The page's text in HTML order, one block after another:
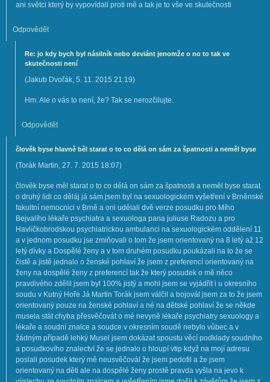
ani světci který by vypovídali proti mě a tak je to vše ve skutečnosti
Odpovědět
Re: jo kdy bych byl násilník nebo deviánt jenomže o no to tak ve
skutečnosti není
(Jakub Dvořák, 5. 11. 2015 21:19)
Hm. Ale o vás to není, že? Tak se nerozčilujte.
Odpovědět
člověk byse hlavně běl starat o to co dělá on sám za špatnosti a neměl byse
(Torák Martin, 27. 7. 2015 18:07)
člověk byse měl starat o to co dělá on sám za špatnosti a neměl byse starat
o druhý lidi co děláj já sám jsem byl na sexuologickém vyšetření v Brněnské
fakultní nemocnici v Brně a oni udělali dvě verze posudku pro Mího
Bejvalího lékaře psychiatra a sexuologa pana juliuse Radozu a pro
Havlíčkobrodskou psychiatrickou ambulanci na sexuologickém oddělení 11
a v jednom posudku jse zmiňovali o tom že jsem orientovaný na 8 letý až 12
letý dívky a Dospělé ženy a v tom druhém posudku poukázali na to že se
čistě a jistě jednalo o ženské pohlaví že jsem z preferencí orientovaný na
ženy na dospělé ženy z preferencí tak že který posudek o mě něco
pravdivého zdělil jsem byl 100% jistý a mohl jsem se vyjádřit i u okresního
soudu v Kutný Hoře Já Martin Torák jsem válčil a bojovál jsem za to že jsem
orientovaný pouze na ženské pohlaví a né na dětské pohlaví že se někde
musela stát chyba přesvěčovát o mé nevyně lékaře psychiatry sexuology a
lékaře a soudní znalce a soudce v okresním soudě nebylo vůbec a v
žádným případě lehký Musel jsem dokázat spoustu věcí podklady soudního
a posudkovího znalectví že se jednalo o hloupí vtip když na mojí adresu
poslali posudek který mě neusvěčovál že jsem pedofil a že jsem
orientovaný na děti ale na dospělé ženy prostě pravda vyšla na jevo k